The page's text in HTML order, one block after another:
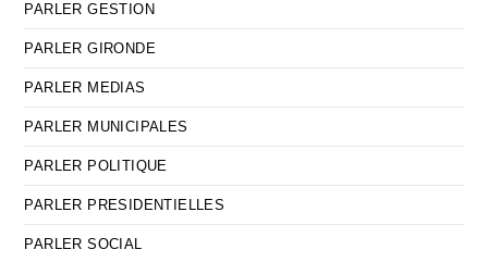
PARLER GESTION
PARLER GIRONDE
PARLER MEDIAS
PARLER MUNICIPALES
PARLER POLITIQUE
PARLER PRESIDENTIELLES
PARLER SOCIAL